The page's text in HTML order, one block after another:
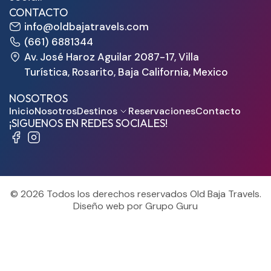
CONTACTO
info@oldbajatravels.com
(661) 6881344
Av. José Haroz Aguilar 2087-17, Villa
Turística, Rosarito, Baja California, Mexico
NOSOTROS
InicioNosotrosDestinos ReservacionesContacto
¡SIGUENOS EN REDES SOCIALES!
© 2026 Todos los derechos reservados Old Baja Travels.
Diseño web por Grupo Guru